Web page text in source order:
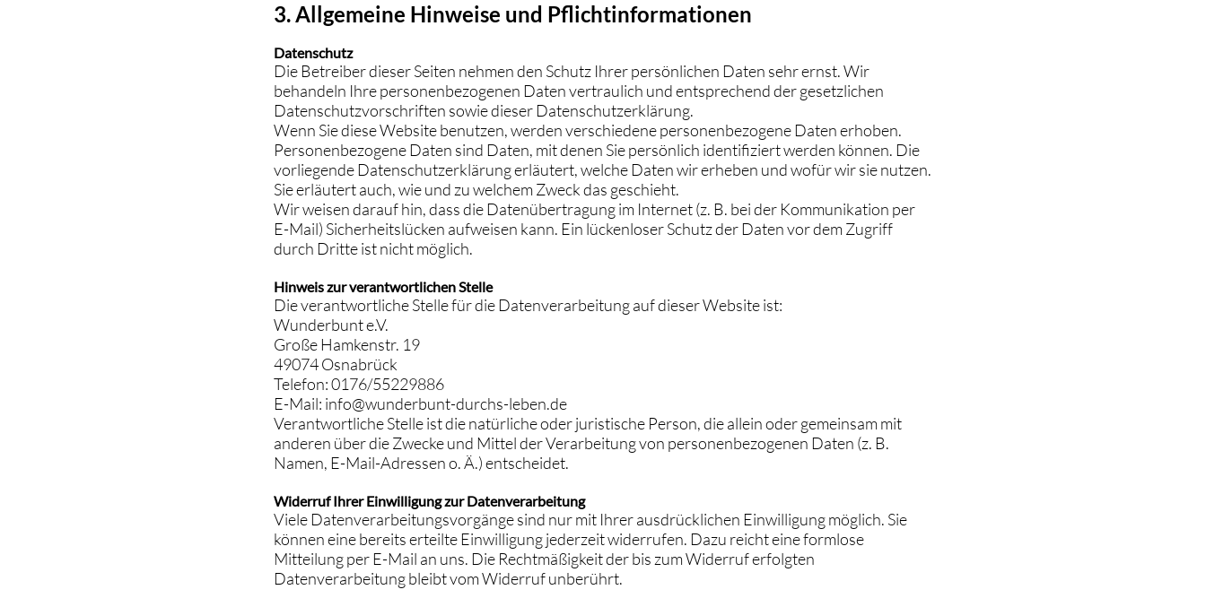
3. Allgemeine Hinweise und Pflichtinformationen
Datenschutz
Die Betreiber dieser Seiten nehmen den Schutz Ihrer persönlichen Daten sehr ernst. Wir
behandeln Ihre personenbezogenen Daten vertraulich und entsprechend der gesetzlichen
Datenschutzvorschriften sowie dieser Datenschutzerklärung.
Wenn Sie diese Website benutzen, werden verschiedene personenbezogene Daten erhoben.
Personenbezogene Daten sind Daten, mit denen Sie persönlich identifiziert werden können. Die
vorliegende Datenschutzerklärung erläutert, welche Daten wir erheben und wofür wir sie nutzen.
Sie erläutert auch, wie und zu welchem Zweck das geschieht.
Wir weisen darauf hin, dass die Datenübertragung im Internet (z. B. bei der Kommunikation per
E-Mail) Sicherheitslücken aufweisen kann. Ein lückenloser Schutz der Daten vor dem Zugriff
durch Dritte ist nicht möglich.
Hinweis zur verantwortlichen Stelle
Die verantwortliche Stelle für die Datenverarbeitung auf dieser Website ist:
Wunderbunt e.V.
Große Hamkenstr. 19
49074 Osnabrück
Telefon: 0176/55229886
E-Mail: info@wunderbunt-durchs-leben.de
Verantwortliche Stelle ist die natürliche oder juristische Person, die allein oder gemeinsam mit
anderen über die Zwecke und Mittel der Verarbeitung von personenbezogenen Daten (z. B.
Namen, E-Mail-Adressen o. Ä.) entscheidet.
Widerruf Ihrer Einwilligung zur Datenverarbeitung
Viele Datenverarbeitungsvorgänge sind nur mit Ihrer ausdrücklichen Einwilligung möglich. Sie
können eine bereits erteilte Einwilligung jederzeit widerrufen. Dazu reicht eine formlose
Mitteilung per E-Mail an uns. Die Rechtmäßigkeit der bis zum Widerruf erfolgten
Datenverarbeitung bleibt vom Widerruf unberührt.